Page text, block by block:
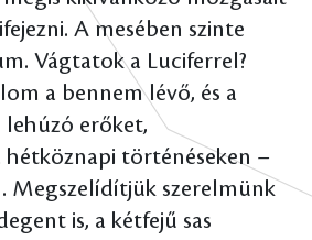
A mesében szinte
Vágtatok a Luciferrel?
a bennem lévő, és a
erőket,
hétköznapi történéseken –
Megszelídítjük szerelmünk
is, a kétfejű sas